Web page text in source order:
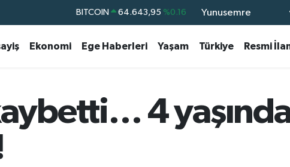
BITCOIN 64.643,95 %0.16
GRAM ALTIN 6513.94 %0.32
BİST100 13.768 %48
Yunusemre
Ekonomi Ege Haberleri Yaşam Türkiye Resmi
4